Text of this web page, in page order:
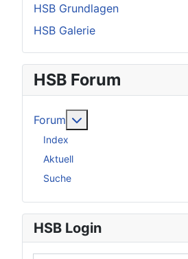
HSB Grundlagen
HSB Galerie
HSB Forum
Forum
Index
Aktuell
Suche
HSB Login